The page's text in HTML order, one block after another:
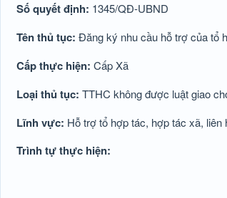
Số quyết định: 1345/QĐ-UBND
Tên thủ tục: Đăng ký nhu cầu hỗ trợ của tổ
Cấp thực hiện: Cấp Xã
Loại thủ tục: TTHC không được luật giao
Lĩnh vực: Hỗ trợ tổ hợp tác, hợp tác xã, liên
Trình tự thực hiện: